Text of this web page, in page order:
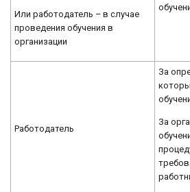
Или работодатель – в случае
проведения обучения в
организации
Работодатель
За
За